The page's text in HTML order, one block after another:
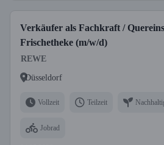
Verkäufer als Fachkraft /
Frischetheke (m/w/d)
REWE
Düsseldorf
Vollzeit Teilzeit
Jobrad